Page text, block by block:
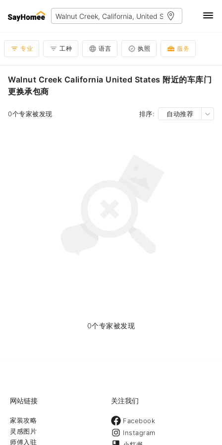
专业 工种 语言 执照 服务
Walnut Creek California United States 附近的车库门
更换承包商
0个专家被发现 排序: 自动推荐
0个专家被发现
网站链接
家装攻略
灵感图片
师傅入驻
关注我们
Facebook
Instagram